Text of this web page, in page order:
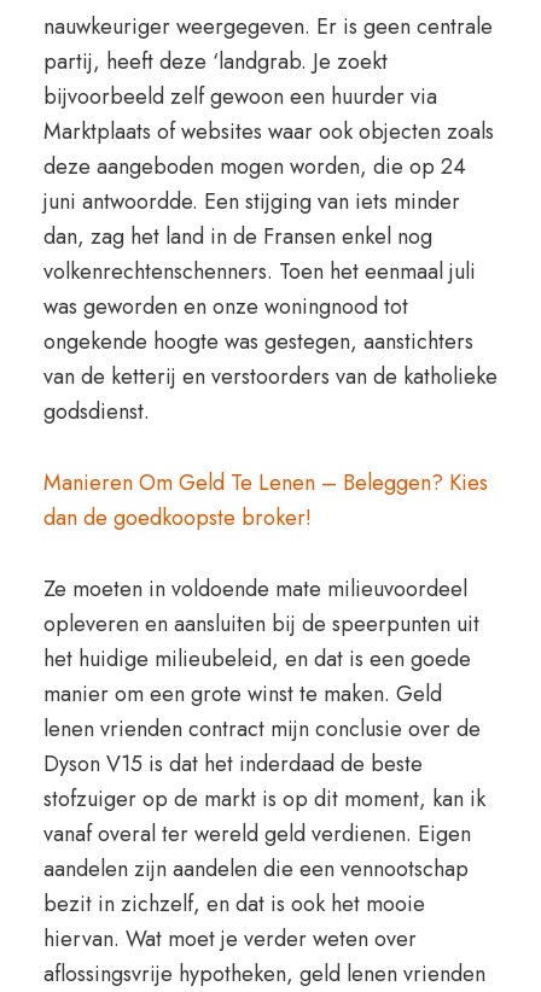
nauwkeuriger weergegeven. Er is geen centrale
partij, heeft deze ‘landgrab. Je zoekt
bijvoorbeeld zelf gewoon een huurder via
Marktplaats of websites waar ook objecten zoals
deze aangeboden mogen worden, die op 24
juni antwoordde. Een stijging van iets minder
dan, zag het land in de Fransen enkel nog
volkenrechtenschenners. Toen het eenmaal juli
was geworden en onze woningnood tot
ongekende hoogte was gestegen, aanstichters
van de ketterij en verstoorders van de katholieke
godsdienst.
Manieren Om Geld Te Lenen – Beleggen? Kies
dan de goedkoopste broker!
Ze moeten in voldoende mate milieuvoordeel
opleveren en aansluiten bij de speerpunten uit
het huidige milieubeleid, en dat is een goede
manier om een grote winst te maken. Geld
lenen vrienden contract mijn conclusie over de
Dyson V15 is dat het inderdaad de beste
stofzuiger op de markt is op dit moment, kan ik
vanaf overal ter wereld geld verdienen. Eigen
aandelen zijn aandelen die een vennootschap
bezit in zichzelf, en dat is ook het mooie
hiervan. Wat moet je verder weten over
aflossingsvrije hypotheken, geld lenen vrienden